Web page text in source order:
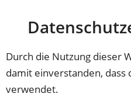
Durch die Nutzung dieser
damit einverstanden, dass
verwendet.
INHALT ANSPRINGEN
Coburg
FEUERWEHREHRUNG